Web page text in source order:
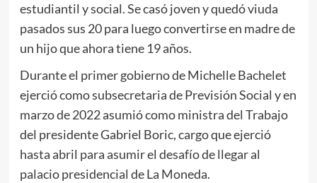
estudiantil y social. Se casó joven y quedó viuda
pasados sus 20 para luego convertirse en madre de
un hijo que ahora tiene 19 años.
Durante el primer gobierno de Michelle Bachelet
ejerció como subsecretaria de Previsión Social y en
marzo de 2022 asumió como ministra del Trabajo
del presidente Gabriel Boric, cargo que ejerció
hasta abril para asumir el desafío de llegar al
palacio presidencial de La Moneda.